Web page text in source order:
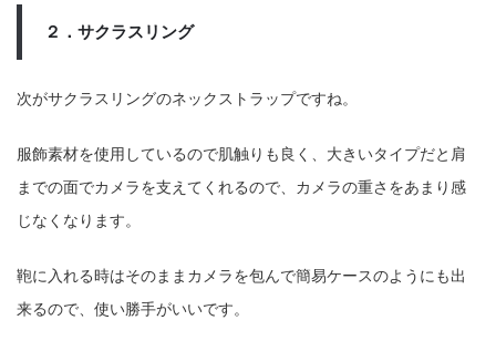
２．サクラスリング
次がサクラスリングのネックストラップですね。
服飾素材を使用しているので肌触りも良く、大きいタイプだと肩
までの面でカメラを支えてくれるので、カメラの重さをあまり感
じなくなります。
鞄に入れる時はそのままカメラを包んで簡易ケースのようにも出
来るので、使い勝手がいいです。